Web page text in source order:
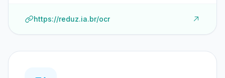
https://reduz.ia.br/ocr